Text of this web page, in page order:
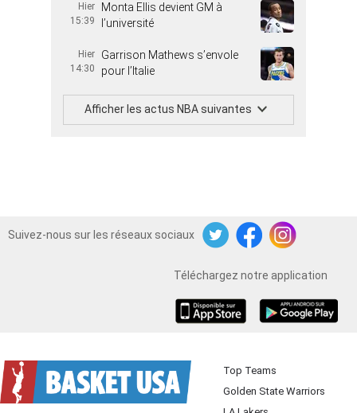
Hier
15:39
Monta Ellis devient GM à
l’université
Hier
14:30
Garrison Mathews s’envole
pour l’Italie
Afficher les actus NBA suivantes
Suivez-nous sur les réseaux sociaux
TwitterFacebookInstagram
Téléchargez notre application
Top Teams
Golden State Warriors